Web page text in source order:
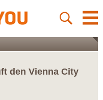
den Vienna City